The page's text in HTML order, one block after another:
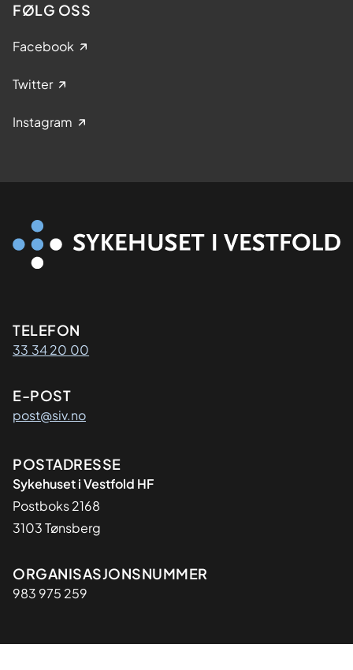
FØLG OSS
Facebook
Twitter
Instagram
Kontaktinformasjon
TELEFON
33 34 20 00
E-POST
post@siv.no
Adresse
POSTADRESSE
Sykehuset i Vestfold HF
Postboks 2168
3103 Tønsberg
Organisasjon
ORGANISASJONSNUMMER
983 975 259